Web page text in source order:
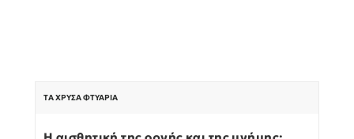
ΤΑ ΧΡΥΣΆ ΦΤΥΆΡΙΑ